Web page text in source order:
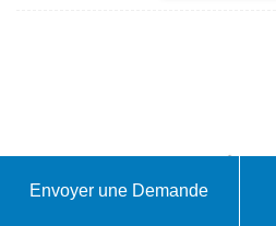
Envoyer une Demande